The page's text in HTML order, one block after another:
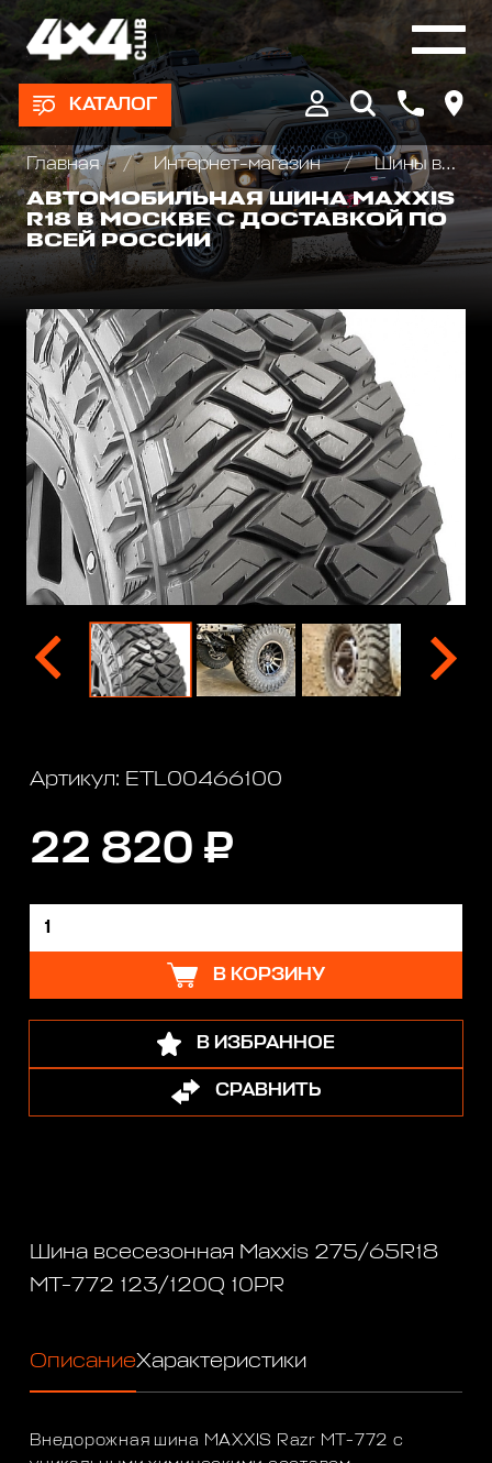
КАТАЛОГ
Главная Интернет-магазин
Шины всесезонные внедорожные
АВТОМОБИЛЬНАЯ ШИНА MAXXIS
R18 В МОСКВЕ С ДОСТАВКОЙ ПО
ВСЕЙ РОССИИ
Артикул: ETL00466100
22 820 ₽
В КОРЗИНУ
В ИЗБРАННОЕ
СРАВНИТЬ
Шина всесезонная Maxxis 275/65R18
MT-772 123/120Q 10PR
ОписаниеХарактеристики
Внедорожная шина MAXXIS Razr MT-772 с